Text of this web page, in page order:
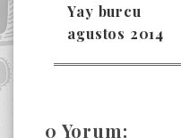
Yay burcu
agustos 2014
0 Yorum: